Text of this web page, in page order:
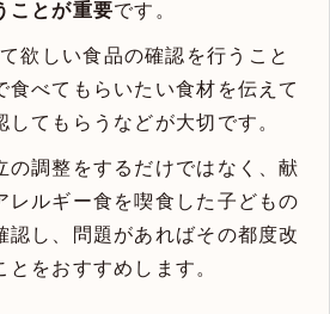
ことが重要です。
欲しい食品の確認を行うこと
食べてもらいたい食材を伝えて
してもらうなどが大切です。
の調整をするだけではなく、献
レルギー食を喫食した子どもの
認し、問題があればその都度改
とをおすすめします。